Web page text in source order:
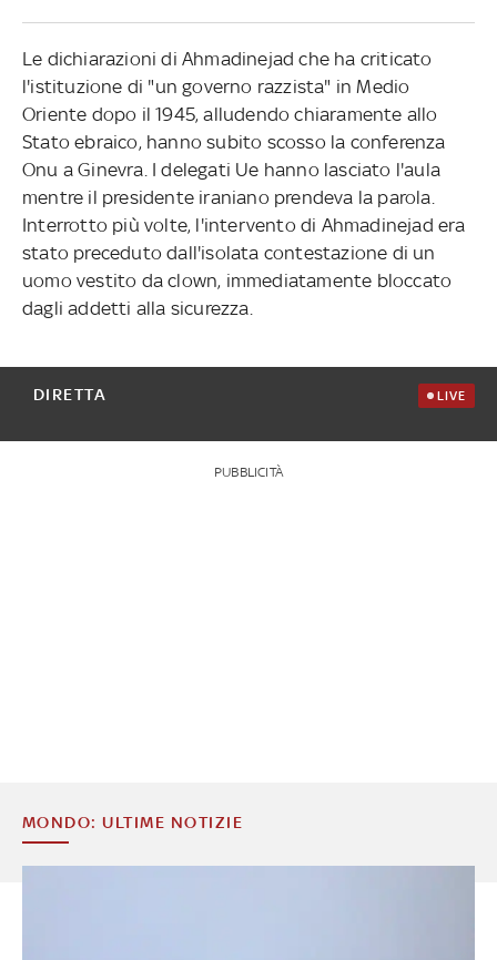
Le dichiarazioni di Ahmadinejad che ha criticato
l'istituzione di "un governo razzista" in Medio
Oriente dopo il 1945, alludendo chiaramente allo
Stato ebraico, hanno subito scosso la conferenza
Onu a Ginevra. I delegati Ue hanno lasciato l'aula
mentre il presidente iraniano prendeva la parola.
Interrotto più volte, l'intervento di Ahmadinejad era
stato preceduto dall'isolata contestazione di un
uomo vestito da clown, immediatamente bloccato
dagli addetti alla sicurezza.
DIRETTA LIVE
PUBBLICITÀ
MONDO: ULTIME NOTIZIE